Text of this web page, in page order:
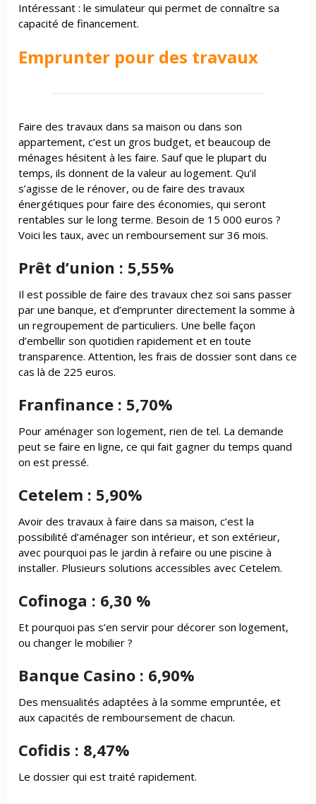
Intéressant : le simulateur qui permet de connaître sa
capacité de financement.
Emprunter pour des travaux
Faire des travaux dans sa maison ou dans son
appartement, c’est un gros budget, et beaucoup de
ménages hésitent à les faire. Sauf que le plupart du
temps, ils donnent de la valeur au logement. Qu’il
s’agisse de le rénover, ou de faire des travaux
énergétiques pour faire des économies, qui seront
rentables sur le long terme. Besoin de 15 000 euros ?
Voici les taux, avec un remboursement sur 36 mois.
Prêt d’union : 5,55%
Il est possible de faire des travaux chez soi sans passer
par une banque, et d’emprunter directement la somme à
un regroupement de particuliers. Une belle façon
d’embellir son quotidien rapidement et en toute
transparence. Attention, les frais de dossier sont dans ce
cas là de 225 euros.
Franfinance : 5,70%
Pour aménager son logement, rien de tel. La demande
peut se faire en ligne, ce qui fait gagner du temps quand
on est pressé.
Cetelem : 5,90%
Avoir des travaux à faire dans sa maison, c’est la
possibilité d’aménager son intérieur, et son extérieur,
avec pourquoi pas le jardin à refaire ou une piscine à
installer. Plusieurs solutions accessibles avec Cetelem.
Cofinoga : 6,30 %
Et pourquoi pas s’en servir pour décorer son logement,
ou changer le mobilier ?
Banque Casino : 6,90%
Des mensualités adaptées à la somme empruntée, et
aux capacités de remboursement de chacun.
Cofidis : 8,47%
Le dossier qui est traité rapidement.